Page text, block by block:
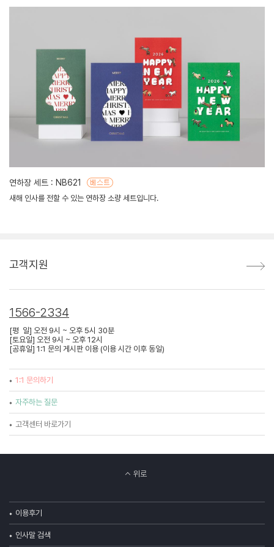
연하장 세트 : NB621
새해 인사를 전할 수 있는 연하장 소량 세트입니다.
고객지원
1566-2334
[평 일] 오전 9시 ~ 오후 5시 30분
[토요일] 오전 9시 ~ 오후 12시
[공휴일] 1:1 문의 게시판 이용 (이용 시간 이후 동일)
1:1 문의하기
자주하는 질문
고객센터 바로가기
위로
이용후기
인사말 검색